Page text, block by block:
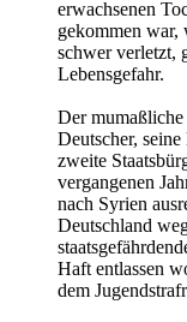
erwachsenen
gekommen war,
schwer verletzt,
Lebensgefahr.
Der
Deutscher,
zweite
vergangenen
nach Syrien
Deutschland
Haft entlassen
dem